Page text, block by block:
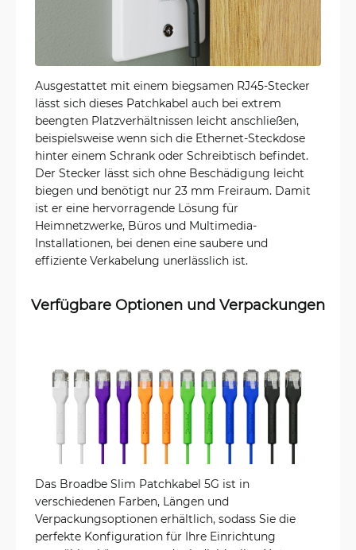
Ausgestattet mit einem biegsamen RJ45-Stecker
lässt sich dieses Patchkabel auch bei extrem
beengten Platzverhältnissen leicht anschließen,
beispielsweise wenn sich die Ethernet-Steckdose
hinter einem Schrank oder Schreibtisch befindet.
Der Stecker lässt sich ohne Beschädigung leicht
biegen und benötigt nur 23 mm Freiraum. Damit
ist er eine hervorragende Lösung für
Heimnetzwerke, Büros und Multimedia-
Installationen, bei denen eine saubere und
effiziente Verkabelung unerlässlich ist.
Verfügbare Optionen und Verpackungen
Das Broadbe Slim Patchkabel 5G ist in
verschiedenen Farben, Längen und
Verpackungsoptionen erhältlich, sodass Sie die
perfekte Konfiguration für Ihre Einrichtung